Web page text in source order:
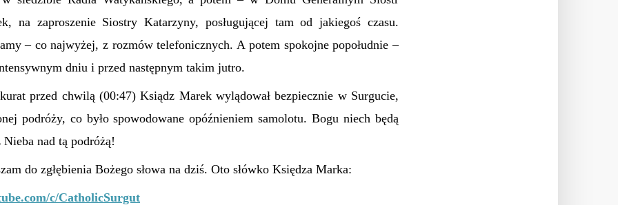
na zaproszenie Siostry Katarzyny, posługującej tam od jakiegoś czasu.
– co najwyżej, z rozmów telefonicznych. A potem spokojne popołudnie –
dniu i przed następnym takim jutro.
przed chwilą (00:47) Ksiądz Marek wylądował bezpiecznie w Surgucie,
podróży, co było spowodowane opóźnieniem samolotu. Bogu niech będą
nad tą podróżą!
do zgłębienia Bożego słowa na dziś. Oto słówko Księdza Marka:
c/CatholicSurgut